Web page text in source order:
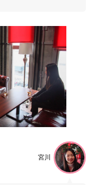
宮川